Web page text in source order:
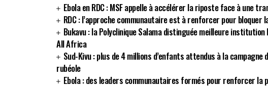
Ebola en RDC : MSF appelle à accélérer la riposte face à une
RDC : l’approche communautaire est à renforcer pour bloquer
Bukavu : la Polyclinique Salama distinguée meilleure institution
All Africa
Sud-Kivu : plus de 4 millions d’enfants attendus à la
rubéole
Ebola : des leaders communautaires formés pour renforcer la